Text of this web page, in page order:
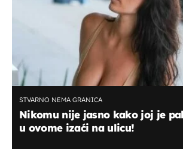
STVARNO NEMA GRANICA
Nikomu nije jasno kako joj je
u ovome izaći na ulicu!